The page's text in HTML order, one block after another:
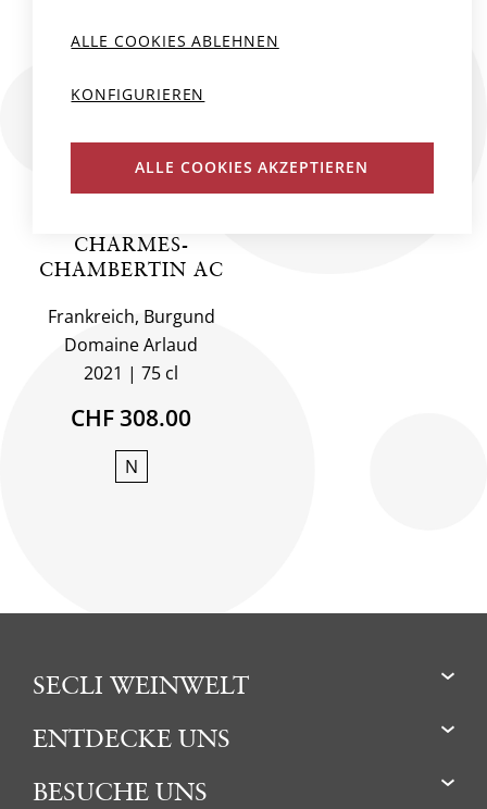
CHARMES-
CHAMBERTIN AC
Frankreich, Burgund
Domaine Arlaud
2021
75 cl
CHF 308.00
N
SECLI WEINWELT
ENTDECKE UNS
BESUCHE UNS
ALLE COOKIES ABLEHNEN
KONFIGURIEREN
ALLE COOKIES AKZEPTIEREN